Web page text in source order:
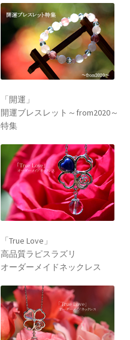
「開運」
開運ブレスレット～from2020～
特集
「True Love」
高品質ラピスラズリ
オーダーメイドネックレス